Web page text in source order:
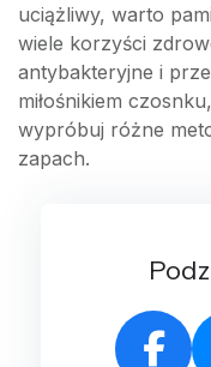
uciążliwy, warto
wiele korzyści
antybakteryjne i
miłośnikiem
wypróbuj różne
zapach.